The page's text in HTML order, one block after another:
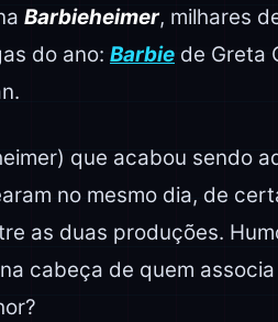
Barbieheimer, milhares
do ano: Barbie de Greta
que acabou sendo
no mesmo dia, de
as duas produções.
cabeça de quem